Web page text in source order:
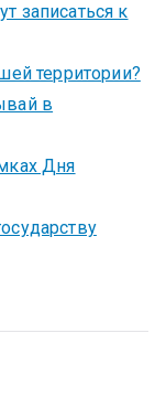
записаться к
территории?
в
Дня